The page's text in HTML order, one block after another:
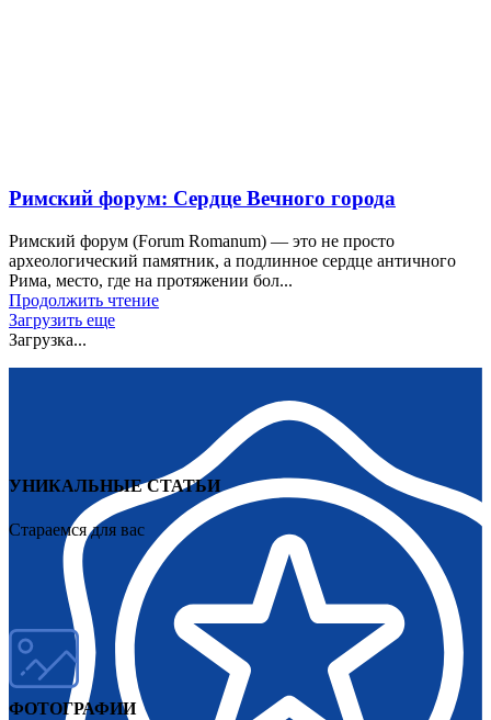
Римский форум: Сердце Вечного города
Римский форум (Forum Romanum) — это не просто
археологический памятник, а подлинное сердце античного
Рима, место, где на протяжении бол...
Продолжить чтение
Загрузить еще
Загрузка...
УНИКАЛЬНЫЕ СТАТЬИ
Стараемся для вас
ФОТОГРАФИИ